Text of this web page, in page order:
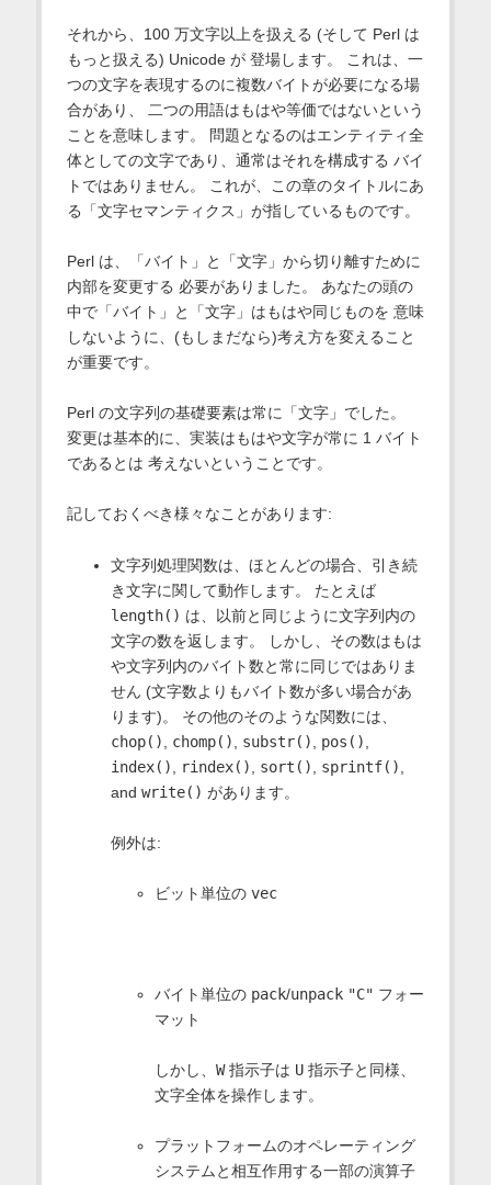
それから、100 万文字以上を扱える (そして Perl は
もっと扱える) Unicode が 登場します。 これは、一
つの文字を表現するのに複数バイトが必要になる場
合があり、 二つの用語はもはや等価ではないという
ことを意味します。 問題となるのはエンティティ全
体としての文字であり、通常はそれを構成する バイ
トではありません。 これが、この章のタイトルにあ
る「文字セマンティクス」が指しているものです。
Perl は、「バイト」と「文字」から切り離すために
内部を変更する 必要がありました。 あなたの頭の
中で「バイト」と「文字」はもはや同じものを 意味
しないように、(もしまだなら)考え方を変えること
が重要です。
Perl の文字列の基礎要素は常に「文字」でした。
変更は基本的に、実装はもはや文字が常に 1 バイト
であるとは 考えないということです。
記しておくべき様々なことがあります:
文字列処理関数は、ほとんどの場合、引き続
き文字に関して動作します。 たとえば
length() は、以前と同じように文字列内の
文字の数を返します。 しかし、その数はもは
や文字列内のバイト数と常に同じではありま
せん (文字数よりもバイト数が多い場合があ
ります)。 その他のそのような関数には、
chop()
chomp() substr() pos()
index()
rindex() sort() sprintf()
and write() があります。
例外は:
ビット単位の vec
バイト単位の pack/unpack "C" フォー
マット
しかし、 W指示子は U指示子と同様、
文字全体を操作します。
プラットフォームのオペレーティング
システムと相互作用する一部の演算子